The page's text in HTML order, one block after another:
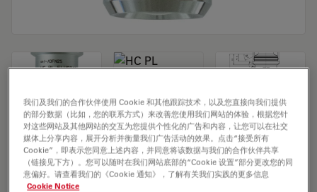
Microscope Objective HC PL FLUOTAR
2,5x/0,07
我们及我们的合作伙伴使用 Cookie 和其他跟踪技术，以及您直接向我们提供
的部分数据（比如，您的联系方式）来改善您使用我们网站的体验，根据您针
对这些网站及其他网站的交互为您提供个性化的广告和内容，让您可以在社交
媒体上分享内容，展开分析并衡量我们广告活动的效果。点击“接受所有
Cookie”，即表示您同意上述内容，并同意将该数据与我们的合作伙伴共享
（链接见下方）。您可以随时在我们网站底部的“Cookie 设置”部分更改您的同
意偏好。请查看我们的《Cookie 通知》，了解有关我们实践的更多信息
Cookie Notice